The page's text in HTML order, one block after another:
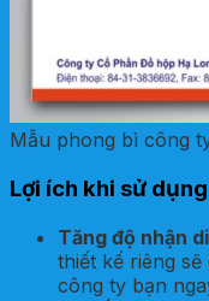
Mẫu phong bì công
Lợi ích khi sử
Tăng độ nhận
thiết kế riêng
công ty bạn